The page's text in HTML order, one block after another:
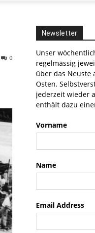
0
Linkedin
Newsletter
Unser
regelmässig
über das Neuste
Osten.
jederzeit wieder
enthält dazu
Vorname
Name
Email Address